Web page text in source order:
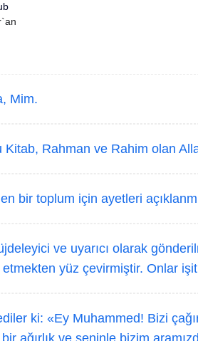
Mim.
Kitab, Rahman ve Rahim olan
bir toplum için ayetleri
ve uyarıcı olarak
yüz çevirmiştir. Onlar
ki: «Ey Muhammed! Bizi
bir ağırlık ve seninle bizim